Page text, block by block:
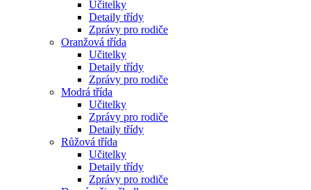
Učitelky
Detaily třídy
Zprávy pro rodiče
Oranžová třída
Učitelky
Detaily třídy
Zprávy pro rodiče
Modrá třída
Učitelky
Zprávy pro rodiče
Detaily třídy
Růžová třída
Učitelky
Detaily třídy
Zprávy pro rodiče